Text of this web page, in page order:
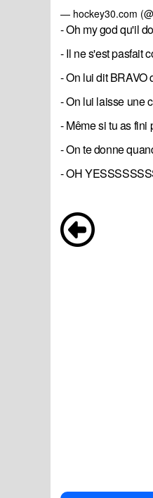
— hockey30.com
- Oh my god qu'il
- Il ne s'est pasfait
- On lui dit BRAVO
- On lui laisse une
- Même si tu as fini
- On te donne
- OH